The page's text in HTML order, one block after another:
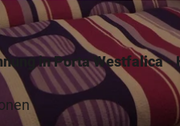
in Porta Westfalica -